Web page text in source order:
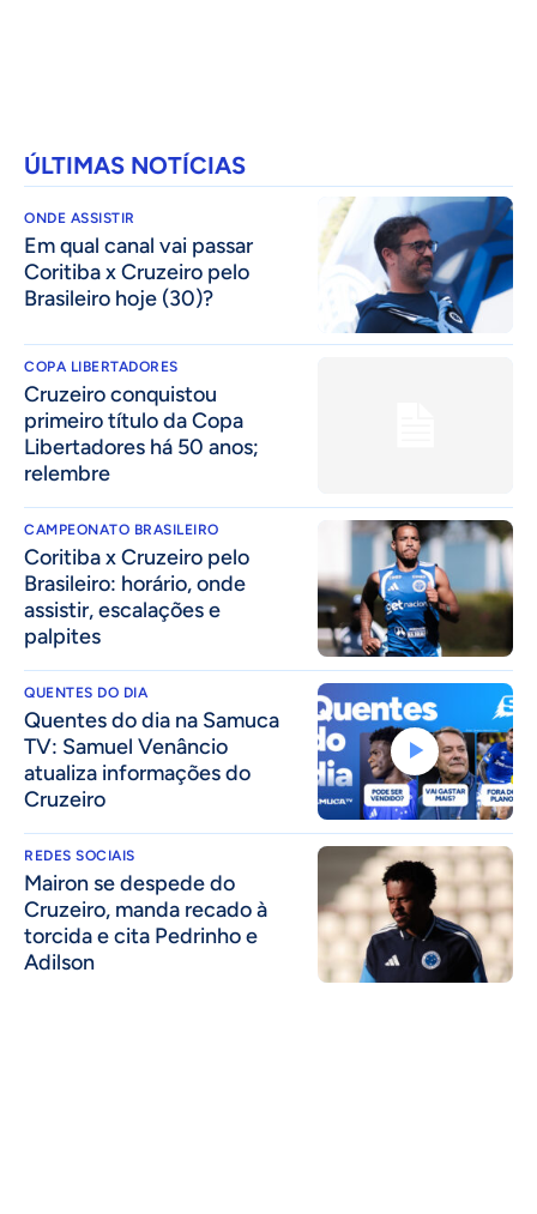
ÚLTIMAS NOTÍCIAS
ONDE ASSISTIR
Em qual canal vai passar
Coritiba x Cruzeiro pelo
Brasileiro hoje (30)?
COPA LIBERTADORES
Cruzeiro conquistou
primeiro título da Copa
Libertadores há 50 anos;
relembre
CAMPEONATO BRASILEIRO
Coritiba x Cruzeiro pelo
Brasileiro: horário, onde
assistir, escalações e
palpites
QUENTES DO DIA
Quentes do dia na Samuca
TV: Samuel Venâncio
atualiza informações do
Cruzeiro
REDES SOCIAIS
Mairon se despede do
Cruzeiro, manda recado à
torcida e cita Pedrinho e
Adilson